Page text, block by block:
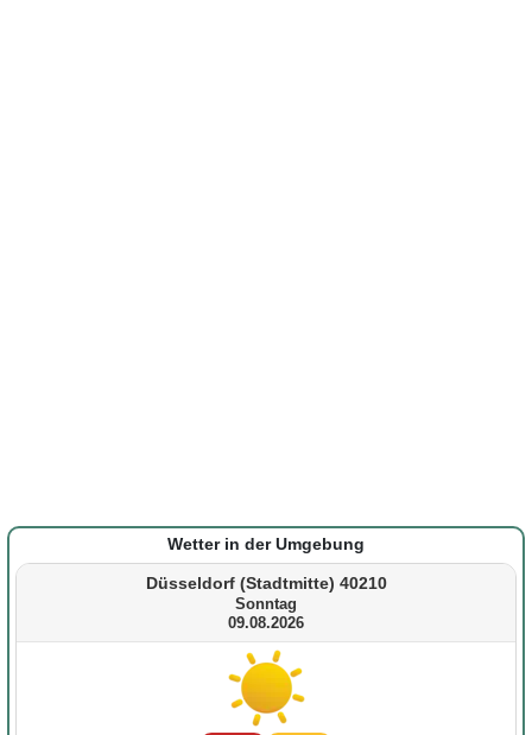
Wetter in der Umgebung
Düsseldorf (Stadtmitte) 40210
Sonntag
09.08.2026